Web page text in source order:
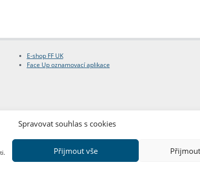
Spravovat souhlas s cookies
Přijmout vše
E-shop FF UK
Face Up oznamovací aplikace